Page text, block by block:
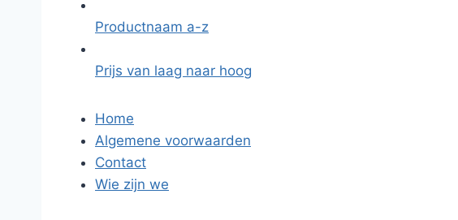
Productnaam a-z
Prijs van laag naar hoog
Home
Algemene voorwaarden
Contact
Wie zijn we